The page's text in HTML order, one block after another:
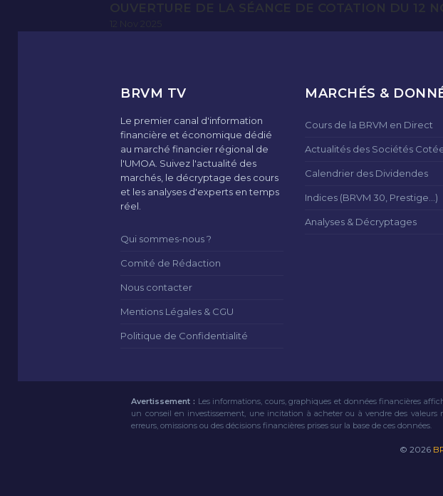
OUVERTURE DE LA SÉANCE DE COTATION DU 12
BRVM TV
Le premier canal d'information
financière et économique dédié
au marché financier régional de
l'UMOA. Suivez l'actualité des
marchés, le décryptage des cours
et les analyses d'experts en temps
réel.
Qui sommes-nous ?
Comité de Rédaction
Nous contacter
Mentions Légales & CGU
Politique de Confidentialité
MARCHÉS &
Cours de la BRVM en Direct
Actualités des Sociétés
Calendrier des Dividendes
Indices (BRVM 30, Prestige...)
Analyses & Décryptages
Avertissement : Les informations, cours, graphiques et données financières
un conseil en investissement, une incitation à acheter ou à vendre des
erreurs, omissions ou des décisions financières prises sur la base de ces données.
© 2026